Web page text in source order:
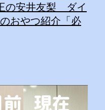
の安井友梨 ダイ
おやつ紹介「必